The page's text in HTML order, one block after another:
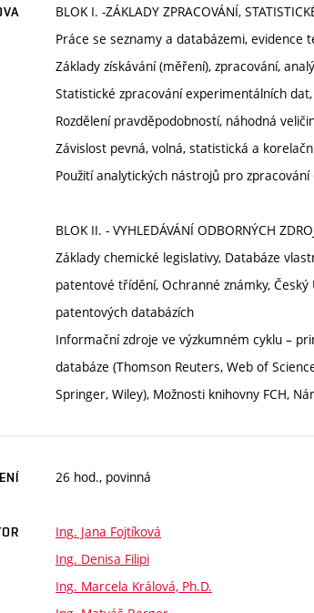
BLOK I. -ZÁKLADY ZPRACOVÁNÍ,
Práce se seznamy a databázemi, evidence
Základy získávání (měření), zpracování,
Statistické zpracování experimentálních
Rozdělení pravděpodobností, náhodná
Závislost pevná, volná, statistická a
Použití analytických nástrojů pro zpracování
BLOK II. - VYHLEDÁVÁNÍ ODBORNÝCH
Základy chemické legislativy, Databáze
patentové třídění, Ochranné známky,
patentových databázích
Informační zdroje ve výzkumném cyklu –
databáze (Thomson Reuters, Web of
Springer, Wiley), Možnosti knihovny FCH,
26 hod., povinná
Ing. Jana Fojtíková
Ing. Denisa Filipi
Ing. Marcela Králová, Ph.D.